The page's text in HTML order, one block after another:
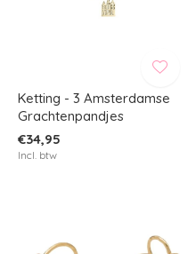
Ketting - 3 Amsterdamse
Grachtenpandjes
€34,95
Incl. btw